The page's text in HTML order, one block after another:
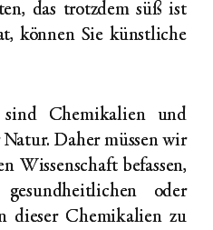
das trotzdem süß ist
können Sie künstliche
sind Chemikalien und
Daher müssen wir
Wissenschaft befassen,
oder
dieser Chemikalien zu